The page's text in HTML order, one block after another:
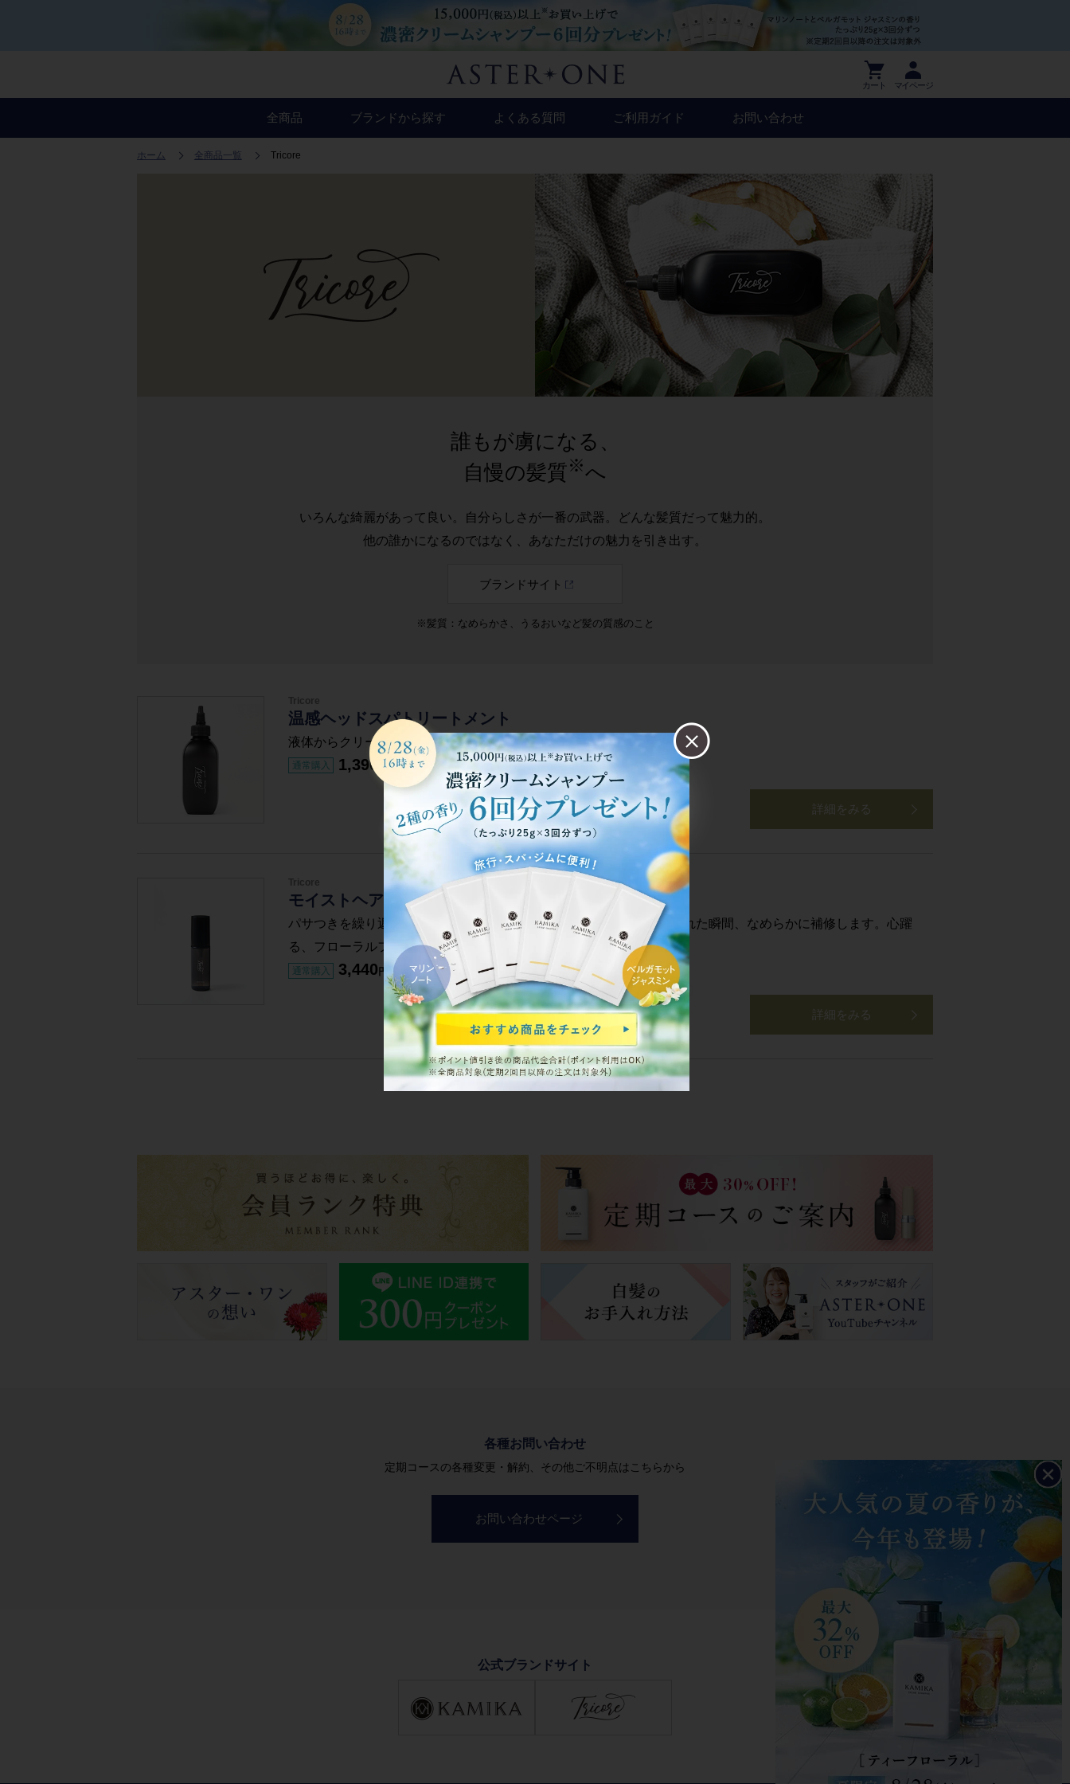
マイページ
カート
全商品 ブランドから探す よくある質問 ご利用ガイド お問い合わせ
ホーム 全商品一覧 Tricore
誰もが虜になる、
自慢の髪質※へ
いろんな綺麗があって良い。自分らしさが一番の武器。どんな髪質だって魅力的。
他の誰かになるのではなく、あなただけの魅力を引き出す。
ブランドサイト
※髪質：なめらかさ、うるおいなど髪の質感のこと
Tricore
温感ヘッドスパトリートメント
液体からクリームに変わり、温感を感じる新感覚の生トリートメント。
通常購入 1,390 円(税込)～
詳細をみる
Tricore
モイストヘアオイル
パサつきを繰り返すハイダメージヘアに。さらさらのオイルが髪に触れた瞬間、なめらかに補修します。心躍
る、フローラルフルーティの香り。
通常購入 3,440 円(税込)～ 定期購入 2,920 円(税込)～
詳細をみる
各種お問い合わせ
定期コースの各種変更・解約、その他ご不明点はこちらから
お問い合わせページ
公式ブランドサイト